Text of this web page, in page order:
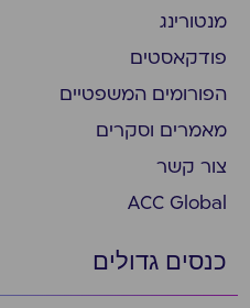
מנטורינג
פודקאסטים
הפורומים המשפטיים
מאמרים וסקרים
צור קשר
ACC Global
כנסים גדולים